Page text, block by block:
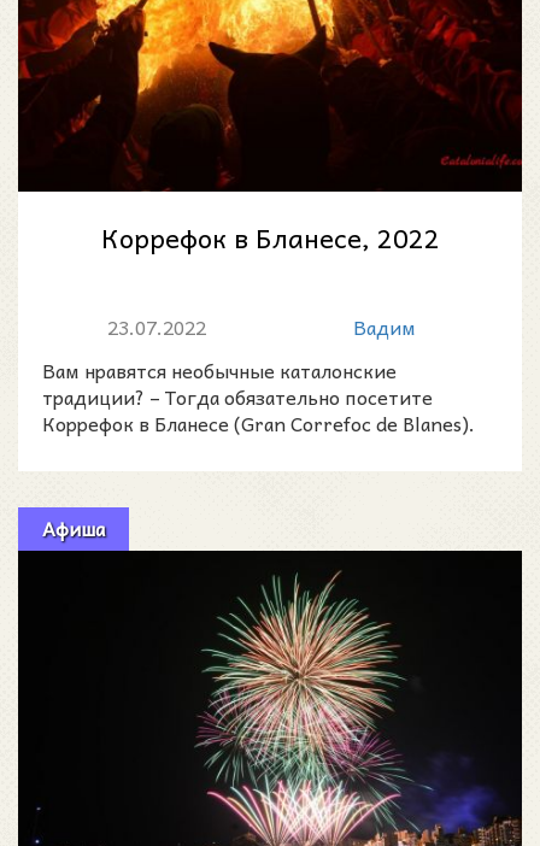
Коррефок в Бланесе, 2022
23.07.2022
Вадим
Вам нравятся необычные каталонские
традиции? – Тогда обязательно посетите
Коррефок в Бланесе (Gran Correfoc de Blanes).
Афиша